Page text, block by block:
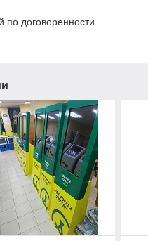
по договоренности